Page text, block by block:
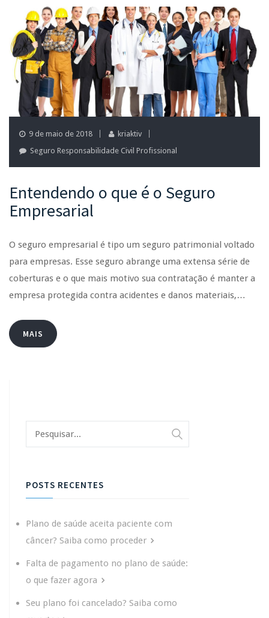
9 de maio de 2018
kriaktiv
Seguro Responsabilidade Civil Profissional
Entendendo o que é o Seguro
Empresarial
O seguro empresarial é tipo um seguro patrimonial voltado
para empresas. Esse seguro abrange uma extensa série de
coberturas e o que mais motivo sua contratação é manter a
empresa protegida contra acidentes e danos materiais,…
MAIS
POSTS RECENTES
Plano de saúde aceita paciente com
câncer? Saiba como proceder
Falta de pagamento no plano de saúde:
o que fazer agora
Seu plano foi cancelado? Saiba como